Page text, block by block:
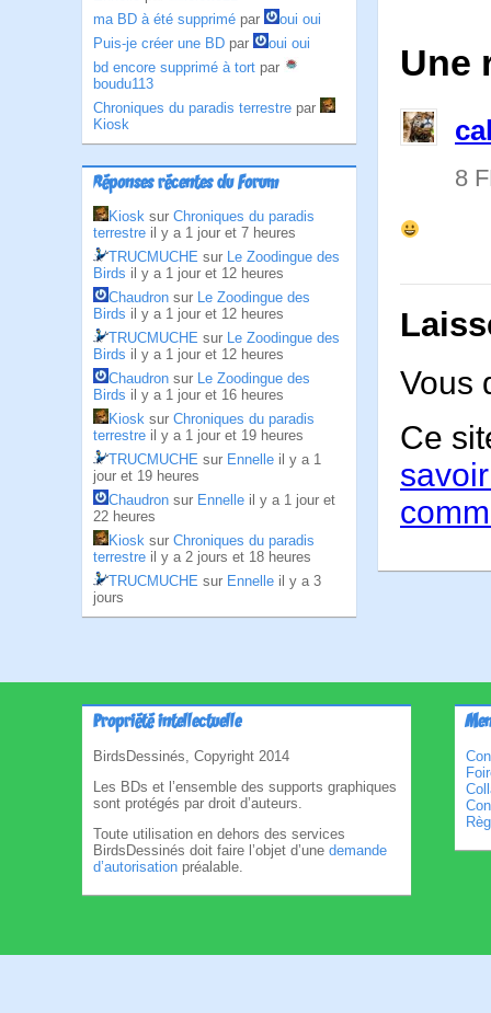
ma BD à été supprimé par
oui oui
Puis-je créer une BD par
oui oui
bd encore supprimé à tort par
boudu113
Chroniques du paradis terrestre par
Kiosk
Réponses récentes du Forum
Kiosk sur Chroniques du paradis
terrestre il y a 1 jour et 7 heures
TRUCMUCHE sur Le Zoodingue des
Birds il y a 1 jour et 12 heures
Chaudron sur Le Zoodingue des
Birds il y a 1 jour et 12 heures
TRUCMUCHE sur Le Zoodingue des
Birds il y a 1 jour et 12 heures
Chaudron sur Le Zoodingue des
Birds il y a 1 jour et 16 heures
Kiosk sur Chroniques du paradis
terrestre il y a 1 jour et 19 heures
TRUCMUCHE sur Ennelle il y a 1
jour et 19 heures
Chaudron sur Ennelle il y a 1 jour et
22 heures
Kiosk sur Chroniques du paradis
terrestre il y a 2 jours et 18 heures
TRUCMUCHE sur Ennelle il y a 3
jours
Une
8
Vous
Ce
Propriété intellectuelle
BirdsDessinés, Copyright 2014
Les BDs et l’ensemble des supports graphiques
sont protégés par droit d’auteurs.
Toute utilisation en dehors des services
BirdsDessinés doit faire l’objet d’une demande
d’autorisation préalable.